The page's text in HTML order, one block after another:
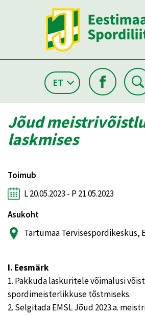
ET
Jõud
laskmises
Toimub
L 20.05.2023 - P 21.05.2023
Asukoht
Tartumaa Tervisespordikeskus,
I. Eesmärk
1. Pakkuda laskuritele võimalusi
spordimeisterlikkuse tõstmiseks.
2. Selgitada EMSL Jõud 2023.a.